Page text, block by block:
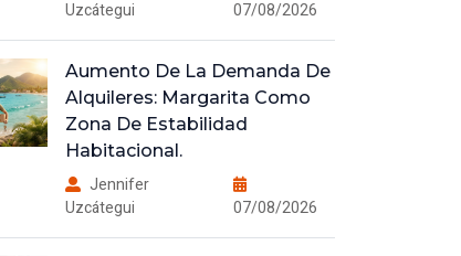
Uzcátegui
07/08/2026
Aumento De La Demanda De
Alquileres: Margarita Como
Zona De Estabilidad
Habitacional.
Jennifer
Uzcátegui
07/08/2026